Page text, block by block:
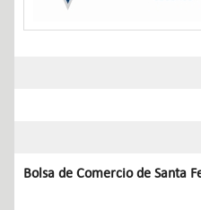
Bolsa de Comercio de Santa